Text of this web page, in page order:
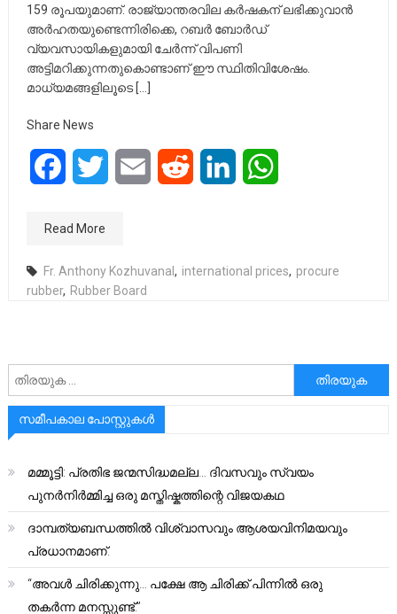
159 രൂപയുമാണ്. രാജ്യാന്തരവില കര്‍ഷകന് ലഭിക്കുവാന്‍
അര്‍ഹതയുണ്ടെന്നിരിക്കെ, റബര്‍ ബോര്‍ഡ്
വ്യവസായികളുമായി ചേര്‍ന്ന് വിപണി
അട്ടിമറിക്കുന്നതുകൊണ്ടാണ് ഈ സ്ഥിതിവിശേഷം.
മാധ്യമങ്ങളിലൂടെ […]
Share News
FacebookTwitter Email Reddit LinkedIn
Read More
Fr. Anthony Kozhuvanal, international prices, procure
rubber, Rubber Board
അനേഷിക്കുക
സമീപകാല പോസ്റ്റുകൾ
മമ്മൂട്ടി: പ്രതിഭ ജന്മസിദ്ധമല്ല… ദിവസവും സ്വയം
പുനർനിർമ്മിച്ച ഒരു മസ്തിഷ്കത്തിന്റെ വിജയകഥ
ദാമ്പത്യബന്ധത്തിൽ വിശ്വാസവും ആശയവിനിമയവും
പ്രധാനമാണ്.
“അവൾ ചിരിക്കുന്നു… പക്ഷേ ആ ചിരിക്ക് പിന്നിൽ ഒരു
തകർന്ന മനസ്സുണ്ട്.”